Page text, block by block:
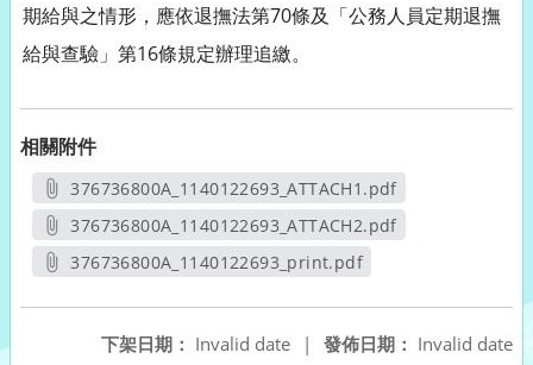
期給與之情形，應依退撫法第70條及「公務人員定期退撫
給與查驗」第16條規定辦理追繳。
相關附件
376736800A_1140122693_ATTACH1.pdf
另開新視窗
376736800A_1140122693_ATTACH2.pdf
另開新視窗
376736800A_1140122693_print.pdf
發佈日期： Invalid date
下架日期： Invalid date
|